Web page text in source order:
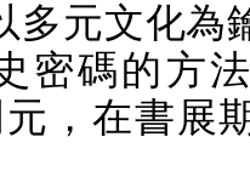
多元文化為
密碼的方
，在書展